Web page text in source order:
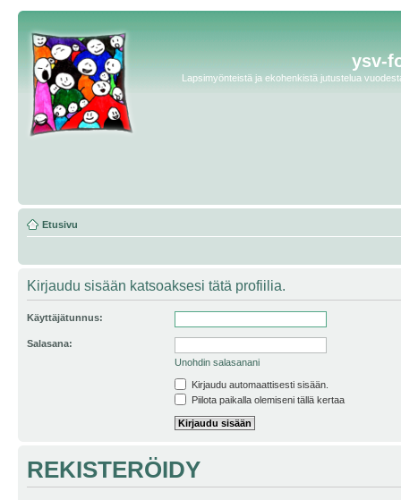
ysv-
Lapsimyönteistä ja ekohenkistä jutustelua
Etusivu
Kirjaudu sisään katsoaksesi tätä profiilia.
Käyttäjätunnus:
Salasana:
Unohdin salasanani
Kirjaudu automaattisesti sisään.
Piilota paikalla olemiseni tällä kertaa
REKISTERÖIDY